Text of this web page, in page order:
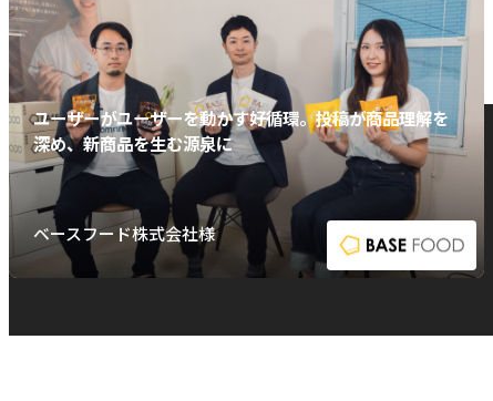
ユーザーがユーザーを動かす好循環。投稿が商品理解を
深め、新商品を生む源泉に
ベースフード株式会社様